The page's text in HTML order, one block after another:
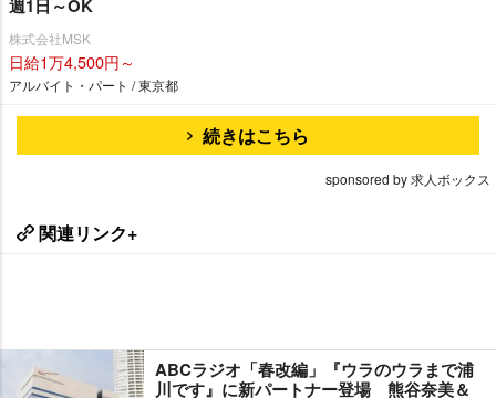
週1日～OK
株式会社MSK
日給1万4,500円～
アルバイト・パート / 東京都
続きはこちら
sponsored by 求人ボックス
関連リンク+
ABCラジオ「春改編」『ウラのウラまで浦
川です』に新パートナー登場 熊谷奈美＆